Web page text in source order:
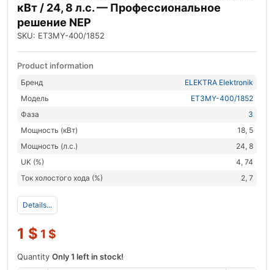
кВт / 24, 8 л.с. — Профессиональное
решение NEP
SKU: ET3MY-400/1852
Product information
Бренд
ELEKTRA Elektronik
Модель
ET3MY-400/1852
Фаза
3
Мощность (кВт)
18, 5
Мощность (л.с.)
24, 8
UK (%)
4, 74
Ток холостого хода (%)
2, 7
Details...
1 $ 1 $
Quantity Only 1 left in stock!